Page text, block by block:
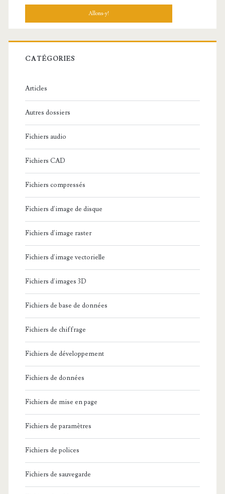
h
r
c
:
CATÉGORIES
Articles
Autres dossiers
Fichiers audio
Fichiers CAD
Fichiers compressés
Fichiers d'image de disque
Fichiers d'image raster
Fichiers d'image vectorielle
Fichiers d'images 3D
Fichiers de base de données
Fichiers de chiffrage
Fichiers de développement
Fichiers de données
Fichiers de mise en page
Fichiers de paramètres
Fichiers de polices
Fichiers de sauvegarde